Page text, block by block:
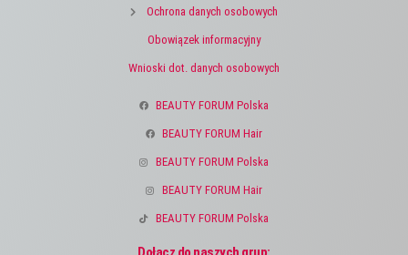
Ochrona danych osobowych
Obowiązek informacyjny
Wnioski dot. danych osobowych
BEAUTY FORUM Polska
BEAUTY FORUM Hair
BEAUTY FORUM Polska
BEAUTY FORUM Hair
BEAUTY FORUM Polska